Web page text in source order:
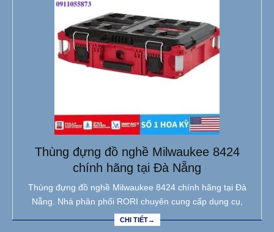
Thùng đựng đồ nghề Milwaukee 8424
chính hãng tại Đà Nẵng
Thùng đựng đồ nghề Milwaukee 8424 chính hãng tại Đà
Nẵng. Nhà phân phối RORI chuyên cung cấp dụng cụ,
CHI TIẾT→